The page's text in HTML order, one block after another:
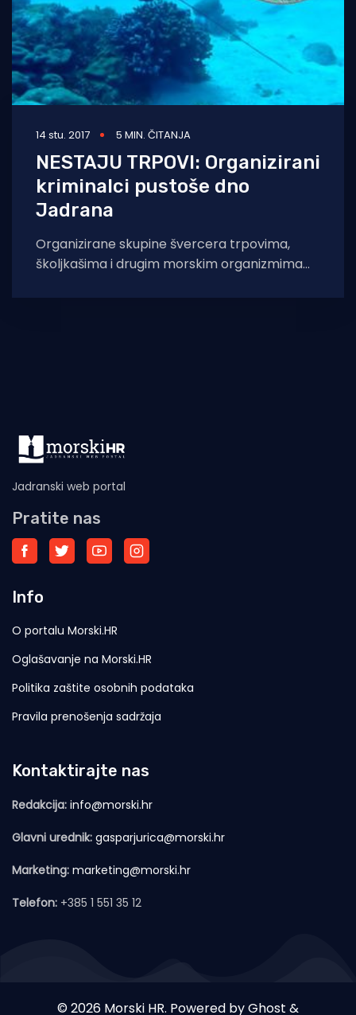
14 stu. 2017 5 MIN. ČITANJA
NESTAJU TRPOVI: Organizirani
kriminalci pustoše dno
Jadrana
Organizirane skupine švercera trpovima,
školjkašima i drugim morskim organizmima
Jadrana kako bi zadovoljili jezike gurmana
Jadranski web portal
Pratite nas
Info
O portalu Morski.HR
Oglašavanje na Morski.HR
Politika zaštite osobnih podataka
Pravila prenošenja sadržaja
Kontaktirajte nas
Redakcija: info@morski.hr
Glavni urednik: gasparjurica@morski.hr
Marketing: marketing@morski.hr
Telefon: +385 1 551 35 12
© 2026 Morski HR. Powered byGhost &